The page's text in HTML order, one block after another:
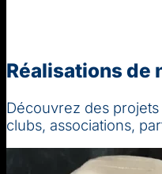
Réalisations de
Découvrez des
clubs, associations,